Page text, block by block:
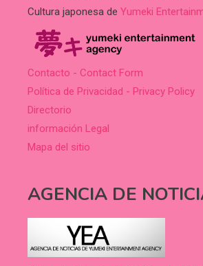
Cultura japonesa de Yumeki
Contacto - Contact Form
Política de Privacidad - Privacy Policy
Directorio
información Legal
Mapa del sitio
AGENCIA DE